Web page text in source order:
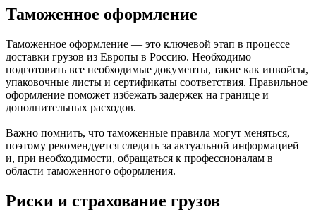
Таможенное оформление
Таможенное оформление — это ключевой этап в процессе
доставки грузов из Европы в Россию. Необходимо
подготовить все необходимые документы, такие как инвойсы,
упаковочные листы и сертификаты соответствия. Правильное
оформление поможет избежать задержек на границе и
дополнительных расходов.
Важно помнить, что таможенные правила могут меняться,
поэтому рекомендуется следить за актуальной информацией
и, при необходимости, обращаться к профессионалам в
области таможенного оформления.
Риски и страхование грузов